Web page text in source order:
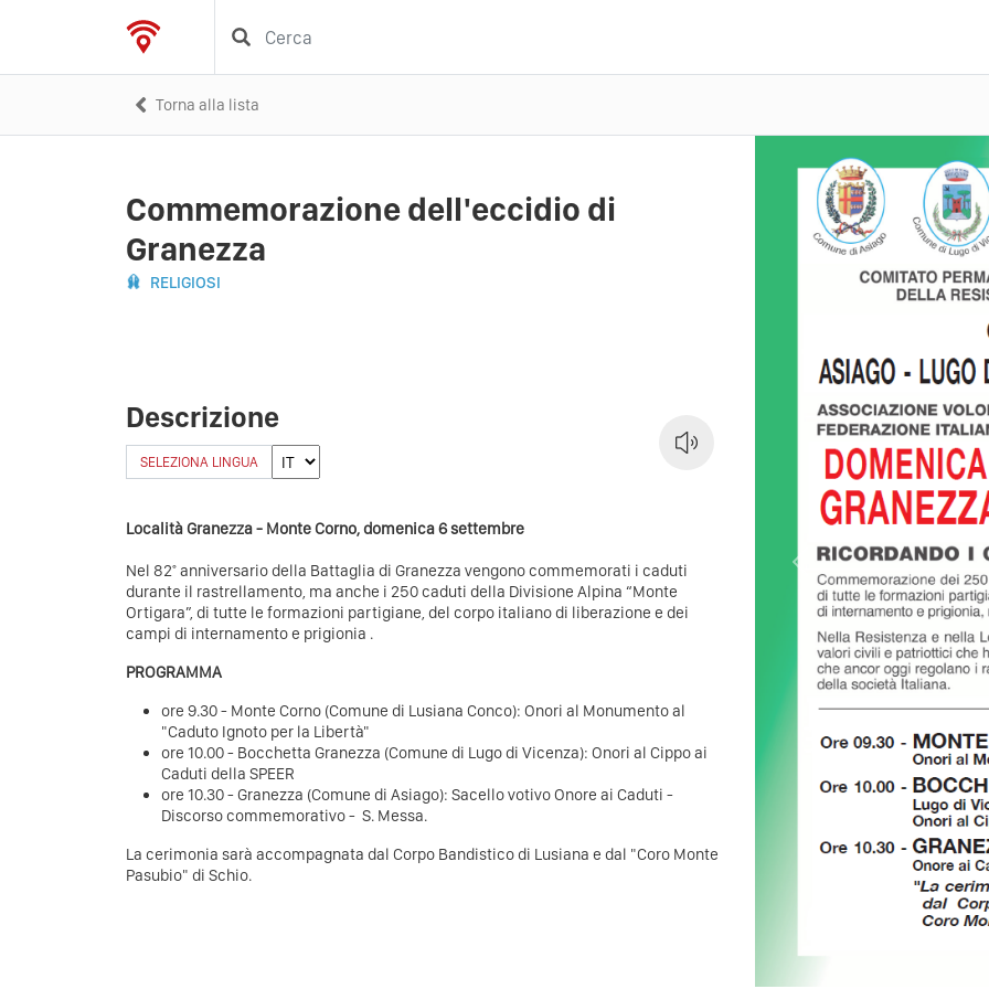
Torna alla lista
Commemorazione dell'eccidio di
Granezza
RELIGIOSI
Descrizione
SELEZIONA LINGUA
Località Granezza - Monte Corno, domenica 6 settembre
Nel 82° anniversario della Battaglia di Granezza vengono commemorati i caduti
durante il rastrellamento, ma anche i 250 caduti della Divisione Alpina “Monte
Ortigara”, di tutte le formazioni partigiane, del corpo italiano di liberazione e dei
campi di internamento e prigionia .
PROGRAMMA
ore 9.30 - Monte Corno (Comune di Lusiana Conco): Onori al Monumento al
"Caduto Ignoto per la Libertà"
ore 10.00 - Bocchetta Granezza (Comune di Lugo di Vicenza): Onori al Cippo ai
Caduti della SPEER
ore 10.30 - Granezza (Comune di Asiago): Sacello votivo Onore ai Caduti -
Discorso commemorativo - S. Messa.
La cerimonia sarà accompagnata dal Corpo Bandistico di Lusiana e dal "Coro Monte
Pasubio" di Schio.
Previous